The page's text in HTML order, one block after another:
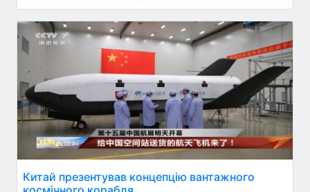
Китай презентував концепцію вантажного